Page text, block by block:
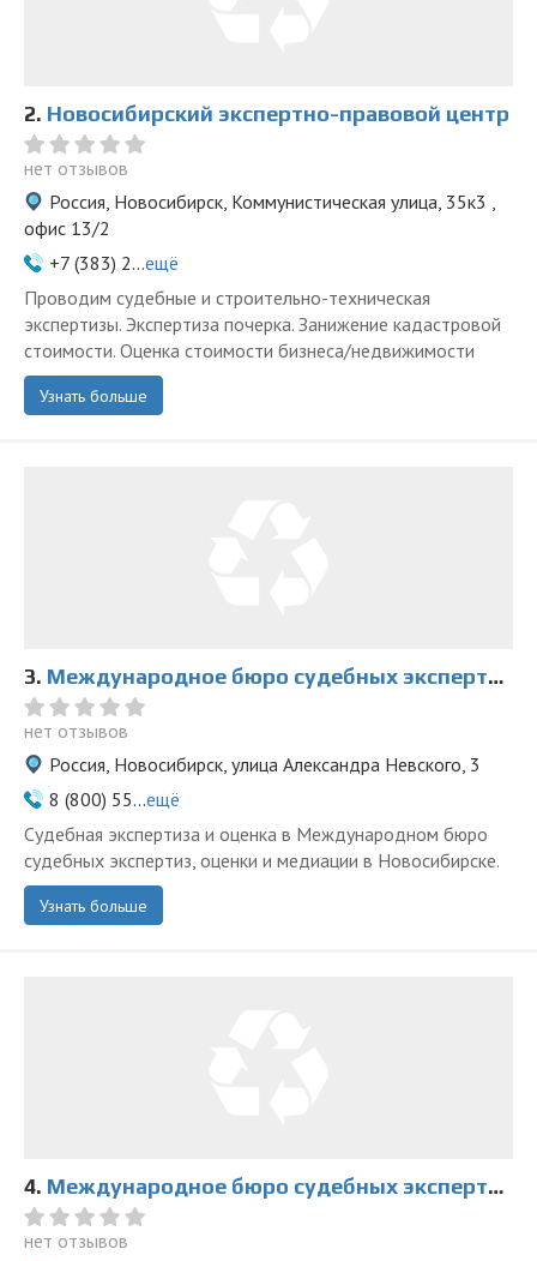
2. Новосибирский экспертно-правовой центр
нет отзывов
Россия, Новосибирск, Коммунистическая улица, 35к3 ,
офис 13/2
+7 (383) 2...ещё
Проводим судебные и строительно-техническая
экспертизы. Экспертиза почерка. Занижение кадастровой
стоимости. Оценка стоимости бизнеса/недвижимости
Узнать больше
3. Международное бюро судебных экспертиз, оценки и медиации на Александра Невского
нет отзывов
Россия, Новосибирск, улица Александра Невского, 3
8 (800) 55...ещё
Судебная экспертиза и оценка в Международном бюро
судебных экспертиз, оценки и медиации в Новосибирске.
Узнать больше
4. Международное бюро судебных экспертиз, оценки и медиации на Красном
нет отзывов